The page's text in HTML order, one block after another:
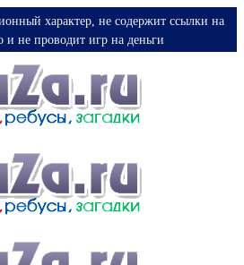
характер, не содержит ссылки на
и не проводит игр на деньги